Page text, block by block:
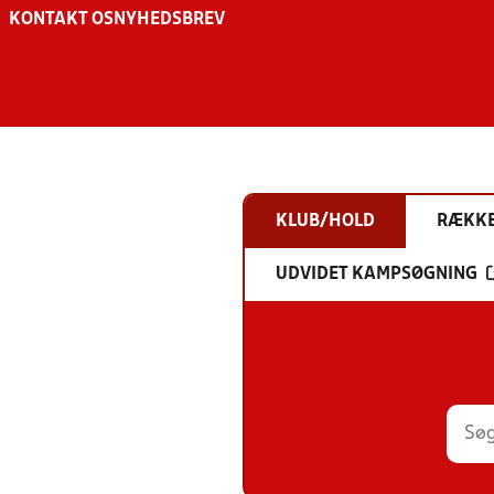
KONTAKT OS NYHEDSBREV
KLUB/HOLD
UDVIDET KAMPSØGNING